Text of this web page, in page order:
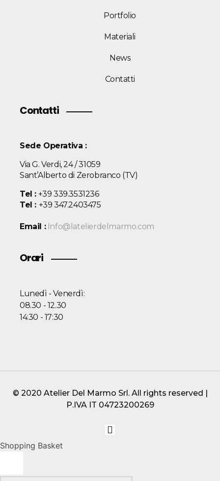
Portfolio
Materiali
News
Contatti
Contatti
Sede Operativa :
Via G. Verdi, 24 / 31059
Sant’Alberto di Zerobranco (TV)
Tel : +39 339.3531236
Tel : +39 347.2403475
Email : Info@latelierdelmarmo.com
Orari
Lunedì - Venerdì:
08.30 - 12.30
14:30 - 17:30
© 2020 Atelier Del Marmo Srl. All rights reserved |
P.IVA IT 04723200269
Shopping Basket